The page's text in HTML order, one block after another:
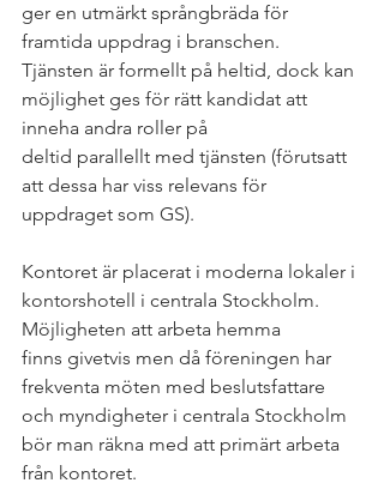
ger en utmärkt språngbräda för
framtida uppdrag i branschen.
Tjänsten är formellt på heltid, dock kan
möjlighet ges för rätt kandidat att
inneha andra roller på
deltid parallellt med tjänsten (förutsatt
att dessa har viss relevans för
uppdraget som GS).
Kontoret är placerat i moderna lokaler i
kontorshotell i centrala Stockholm.
Möjligheten att arbeta hemma
finns givetvis men då föreningen har
frekventa möten med beslutsfattare
och myndigheter i centrala Stockholm
bör man räkna med att primärt arbeta
från kontoret.